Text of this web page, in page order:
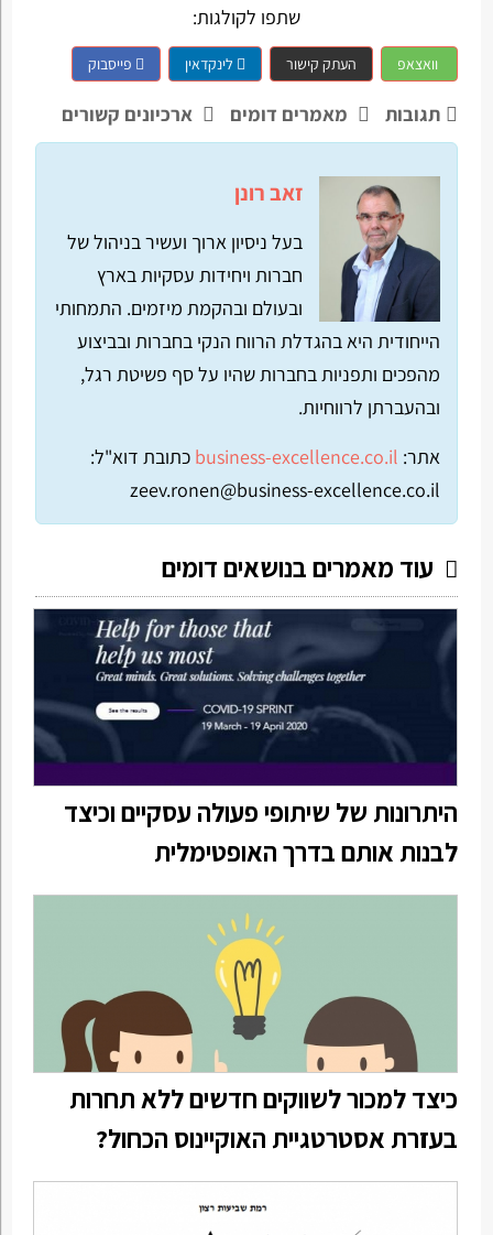
שתפו לקולגות:
וואצאפ העתק קישור לינקדאין פייסבוק
תגובות מאמרים דומים ארכיונים קשורים
זאב רונן
בעל ניסיון ארוך ועשיר בניהול של
חברות ויחידות עסקיות בארץ
ובעולם ובהקמת מיזמים. התמחותי
הייחודית היא בהגדלת הרווח הנקי בחברות ובביצוע
מהפכים ותפניות בחברות שהיו על סף פשיטת רגל,
ובהעברתן לרווחיות.
אתר: business-excellence.co.il כתובת דוא"ל:
zeev.ronen@business-excellence.co.il
עוד מאמרים בנושאים דומים
היתרונות של שיתופי פעולה עסקיים וכיצד
לבנות אותם בדרך האופטימלית
כיצד למכור לשווקים חדשים ללא תחרות
בעזרת אסטרטגיית האוקיינוס הכחול?